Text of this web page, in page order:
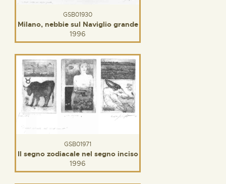
GSB01930
Milano, nebbie sul Naviglio grande
1996
GSB01971
Il segno zodiacale nel segno inciso
1996